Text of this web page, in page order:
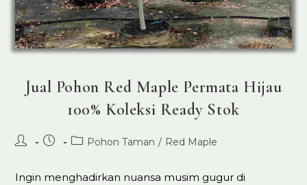
Jual Pohon Red Maple Permata Hijau
100% Koleksi Ready Stok
Post Post PostPohon Taman / Red Maple
Ingin menghadirkan nuansa musim gugur di